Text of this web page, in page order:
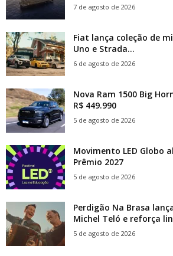
7 de agosto de 2026
Fiat lança coleção de
Uno e Strada...
6 de agosto de 2026
Nova Ram 1500 Big
R$ 449.990
5 de agosto de 2026
Movimento LED Globo
Prêmio 2027
5 de agosto de 2026
Perdigão Na Brasa
Michel Teló e reforça
5 de agosto de 2026